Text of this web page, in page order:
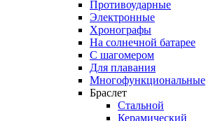
Противоударные
Электронные
Хронографы
На солнечной батарее
С шагомером
Для плавания
Многофункциональные
Браслет
Стальной
Керамический